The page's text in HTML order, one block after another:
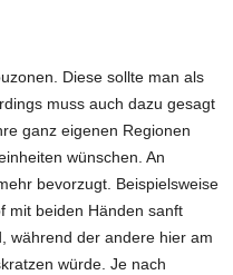
Diese sollte man als
muss auch dazu gesagt
ganz eigenen Regionen
wünschen. An
bevorzugt. Beispielsweise
mit beiden Händen sanft
während der andere hier am
würde. Je nach